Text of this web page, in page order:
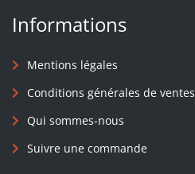
Informations
Mentions légales
Conditions générales de ventes
Qui sommes-nous
Suivre une commande